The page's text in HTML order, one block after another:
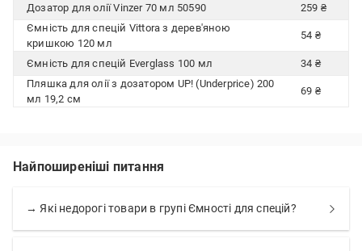
Дозатор для олії Vinzer 70 мл 50590
259 ₴
Ємність для спецій Vittora з дерев'яною
кришкою 120 мл
54 ₴
Ємність для спецій Everglass 100 мл
34 ₴
Пляшка для олії з дозатором UP! (Underprice) 200
мл 19,2 см
69 ₴
Найпоширеніші питання
→ Які недорогі товари в групі Ємності для спецій?